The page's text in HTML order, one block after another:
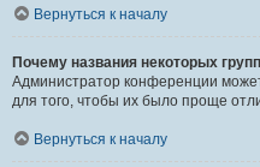
Вернуться к началу
Почему названия некоторых
Администратор конференции
для того, чтобы их было проще
Вернуться к началу